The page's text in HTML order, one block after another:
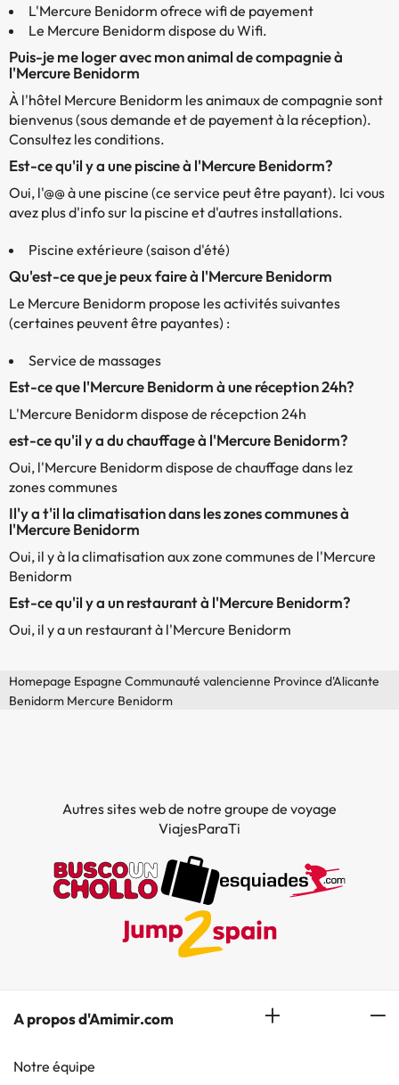
L'Mercure Benidorm ofrece wifi de payement
Le Mercure Benidorm dispose du Wifi.
Puis-je me loger avec mon animal de compagnie à
l'Mercure Benidorm
À l'hôtel Mercure Benidorm les animaux de compagnie sont
bienvenus (sous demande et de payement à la réception).
Consultez les conditions.
Est-ce qu'il y a une piscine à l'Mercure Benidorm?
Oui, l'@@ à une piscine (ce service peut être payant). Ici vous
avez plus d'info sur la piscine et d'autres installations.
Piscine extérieure (saison d'été)
Qu'est-ce que je peux faire à l'Mercure Benidorm
Le Mercure Benidorm propose les activités suivantes
(certaines peuvent être payantes) :
Service de massages
Est-ce que l'Mercure Benidorm à une réception 24h?
L'Mercure Benidorm dispose de récepction 24h
est-ce qu'il y a du chauffage à l'Mercure Benidorm?
Oui, l'Mercure Benidorm dispose de chauffage dans lez
zones communes
Il'y a t'il la climatisation dans les zones communes à
l'Mercure Benidorm
Oui, il y à la climatisation aux zone communes de l'Mercure
Benidorm
Est-ce qu'il y a un restaurant à l'Mercure Benidorm?
Oui, il y a un restaurant à l'Mercure Benidorm
Homepage Espagne Communauté valencienne Province d'Alicante
Benidorm Mercure Benidorm
Autres sites web de notre groupe de voyage
ViajesParaTi
A propos d'Amimir.com
Notre équipe